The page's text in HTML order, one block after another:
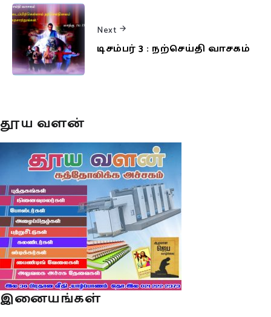
Next
டிசம்பர் 3 : நற்செய்தி வாசகம்
தூய வளன்
இனையங்கள்